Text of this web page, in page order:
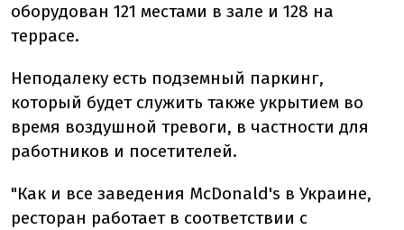
оборудован 121 местами в зале и 128 на
террасе.
Неподалеку есть подземный паркинг,
который будет служить также укрытием во
время воздушной тревоги, в частности для
работников и посетителей.
"Как и все заведения McDonald's в Украине,
ресторан работает в соответствии с